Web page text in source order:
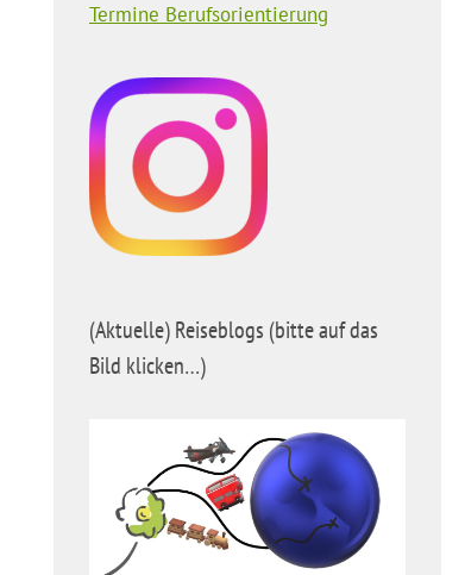
Termine Berufsorientierung
(Aktuelle) Reiseblogs (bitte auf das
Bild klicken…)